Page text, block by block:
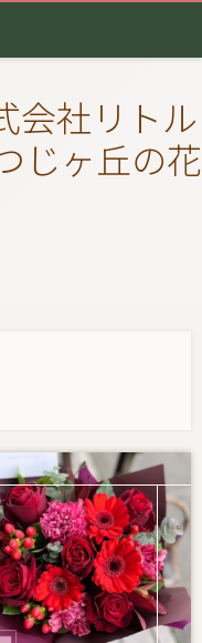
会社リトル
じヶ丘の花